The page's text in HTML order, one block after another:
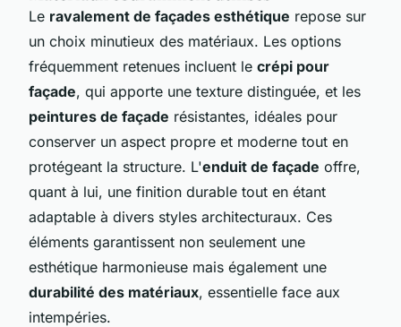
Le ravalement de façades esthétique repose sur
un choix minutieux des matériaux. Les options
fréquemment retenues incluent le crépi pour
façade, qui apporte une texture distinguée, et les
peintures de façade résistantes, idéales pour
conserver un aspect propre et moderne tout en
protégeant la structure. L'enduit de façade offre,
quant à lui, une finition durable tout en étant
adaptable à divers styles architecturaux. Ces
éléments garantissent non seulement une
esthétique harmonieuse mais également une
durabilité des matériaux, essentielle face aux
intempéries.